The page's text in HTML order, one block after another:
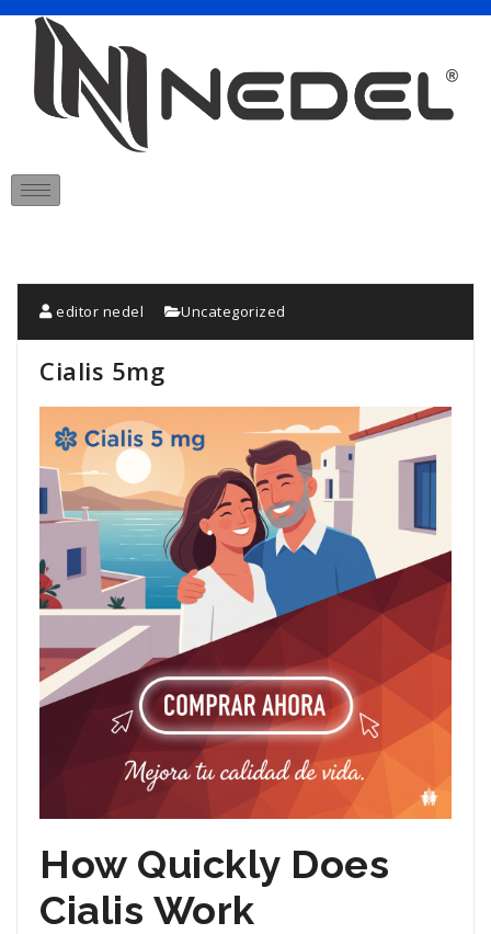
editor nedel Uncategorized
Cialis 5mg
How Quickly Does
Cialis Work